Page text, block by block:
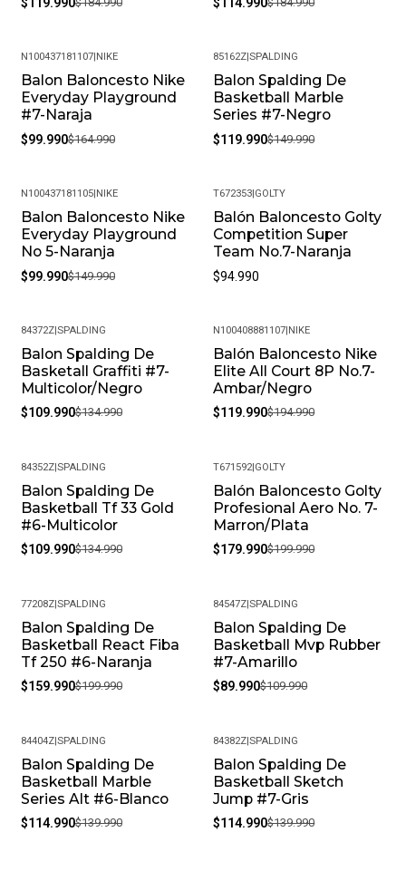
-39%
N100437181107| NIKE
Balon Baloncesto Nike
Everyday Playground
#7-Naraja
$99.990$164.990
-20%
85162Z |SPALDING
Balon Spalding De
Basketball Marble
Series #7-Negro
$119.990$149.990
-33%
N100437181105| NIKE
Balon Baloncesto Nike
Everyday Playground
No 5-Naranja
$99.990$149.990
T672353 GOLTY
Balón Baloncesto Golty
Competition Super
Team No.7-Naranja
$94.990
-19%
84372Z| SPALDING
Balon Spalding De
Basketall Graffiti #7-
Multicolor/Negro
$109.990$134.990
-38%
N100408881107 NIKE
Balón Baloncesto Nike
Elite All Court 8P No.7-
Ambar/Negro
$119.990$194.990
-19%
84352Z| SPALDING
Balon Spalding De
Basketball Tf 33 Gold
#6-Multicolor
$109.990$134.990
-10%
T671592| GOLTY
Balón Baloncesto Golty
Profesional Aero No. 7-
Marron/Plata
$179.990$199.990
-20%
77208Z| SPALDING
Balon Spalding De
Basketball React Fiba
Tf 250 #6-Naranja
$159.990$199.990
-18%
84547Z |SPALDING
Balon Spalding De
Basketball Mvp Rubber
#7-Amarillo
$89.990$109.990
-18%
84404Z| SPALDING
Balon Spalding De
Basketball Marble
Series Alt #6-Blanco
$114.990$139.990
-18%
84382Z |SPALDING
Balon Spalding De
Basketball Sketch
Jump #7-Gris
$114.990$139.990